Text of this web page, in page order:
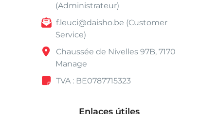
(Administrateur)
f.leuci@daisho.be (Customer
Service)
Chaussée de Nivelles 97B, 7170
Manage
TVA : BE0787715323
Enlaces útiles